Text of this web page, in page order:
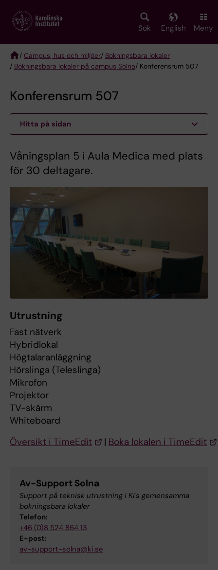
main
Sök English Meny
Breadcrumb
/ Campus, hus och miljöer/ Bokningsbara lokaler
/ Bokningsbara lokaler på campus Solna/ Konferensrum 507
Konferensrum 507
Hitta på sidan
Våningsplan 5 i Aula Medica med plats
för 30 deltagare.
Utrustning
Fast nätverk
Hybridlokal
Högtalaranläggning
Hörslinga (Teleslinga)
Mikrofon
Projektor
TV-skärm
Whiteboard
Översikt i TimeEdit
| Boka lokalen i TimeEdit
Av-Support Solna
Support på teknisk utrustning i KI's gemensamma
bokningsbara lokaler
Telefon:
+46 (0)8 524 864 13
E-post:
av-support-solna@ki.se